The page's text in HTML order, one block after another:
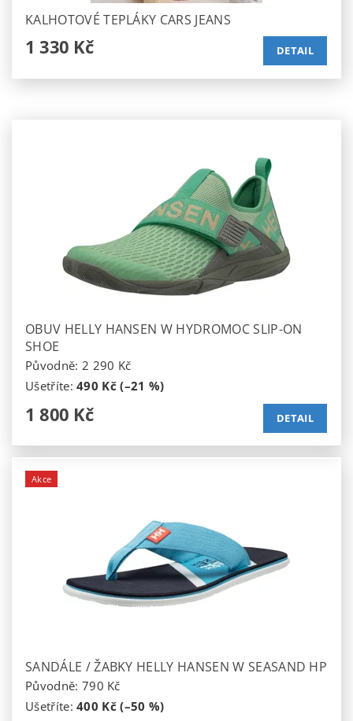
KALHOTOVÉ TEPLÁKY CARS JEANS
1 330 Kč DETAIL
OBUV HELLY HANSEN W HYDROMOC SLIP-ON
SHOE
Původně: 2 290 Kč
Ušetříte:490 Kč (–21 %)
1 800 Kč DETAIL
Akce
SANDÁLE / ŽABKY HELLY HANSEN W SEASAND HP
Původně: 790 Kč
Ušetříte:400 Kč (–50 %)